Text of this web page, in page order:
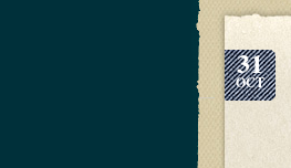
31
OCT